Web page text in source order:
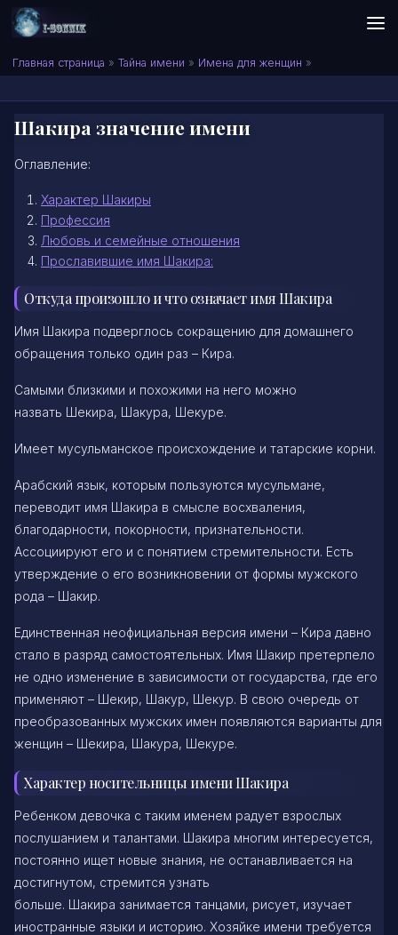
Skip to content
Сонник I-SONNIK.COM
Главная страница » Тайна имени » Имена для женщин »
Шакира значение имени
Оглавление:
Характер Шакиры
Профессия
Любовь и семейные отношения
Прославившие имя Шакира:
Откуда произошло и что означает имя Шакира
Имя Шакира подверглось сокращению для домашнего
обращения только один раз – Кира.
Самыми близкими и похожими на него можно
назвать Шекира, Шакура, Шекуре.
Имеет мусульманское происхождение и татарские корни.
Арабский язык, которым пользуются мусульмане,
переводит имя Шакира в смысле восхваления,
благодарности, покорности, признательности.
Ассоциируют его и с понятием стремительности. Есть
утверждение о его возникновении от формы мужского
рода – Шакир.
Единственная неофициальная версия имени – Кира давно
стало в разряд самостоятельных. Имя Шакир претерпело
не одно изменение в зависимости от государства, где его
применяют – Шекир, Шакур, Шекур. В свою очередь от
преобразованных мужских имен появляются варианты для
женщин – Шекира, Шакура, Шекуре.
Характер носительницы имени Шакира
Ребенком девочка с таким именем радует взрослых
послушанием и талантами. Шакира многим интересуется,
постоянно ищет новые знания, не останавливается на
достигнутом, стремится узнать
больше. Шакира занимается танцами, рисует, изучает
иностранные языки и историю. Хозяйке имени требуется